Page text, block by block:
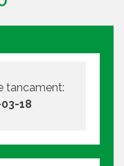
tancament:
18